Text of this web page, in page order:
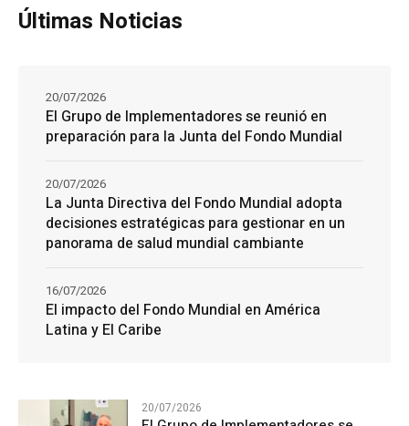
Últimas Noticias
El Grupo de Implementadores se reunió en
preparación para la Junta del Fondo Mundial
20/07/2026
La Junta Directiva del Fondo Mundial adopta
decisiones estratégicas para gestionar en un
panorama de salud mundial cambiante
20/07/2026
El impacto del Fondo Mundial en América
Latina y El Caribe
16/07/2026
20/07/2026